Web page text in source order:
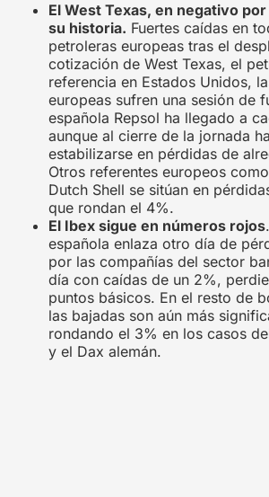
El West Texas, en negativo
su historia. Fuertes caídas en
petroleras europeas tras el
cotización de West Texas, el
referencia en Estados Unidos,
europeas sufren una sesión de
española Repsol ha llegado a
aunque al cierre de la jornada
estabilizarse en pérdidas de
Otros referentes europeos
Dutch Shell se sitúan en
que rondan el 4%.
El Ibex sigue en números rojos
española enlaza otro día de
por las compañías del sector
día con caídas de un 2%,
puntos básicos. En el resto de
las bajadas son aún más
rondando el 3% en los casos
y el Dax alemán.